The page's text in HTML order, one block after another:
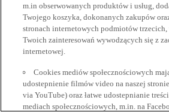
m.in obserwowanych produktów i usług,
Twojego koszyka, dokonanych zakupów
stronach internetowych podmiotów trzecich,
Twoich zainteresowań wywodzących się z
internetowej.
Cookies mediów społecznościowych
udostepnienie filmów video na naszej
via YouTube) oraz łatwe udostepnianie
mediach społecznościowych, m.in. na